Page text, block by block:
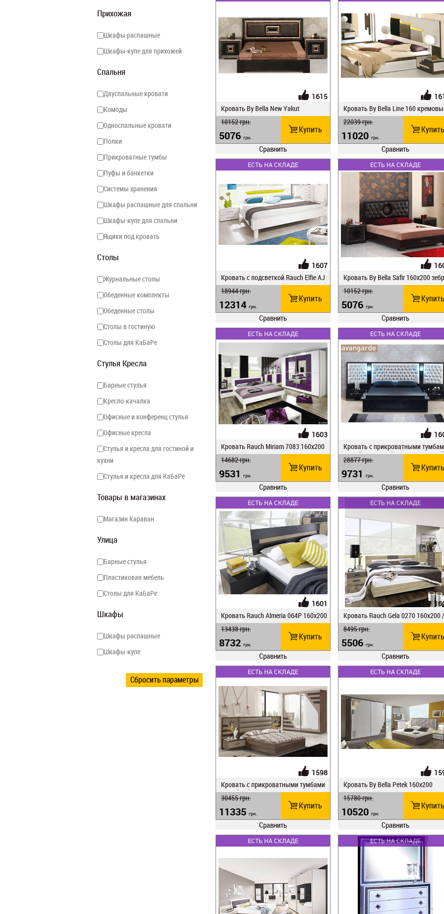
Прихожая
Шкафы распашные
Шкафы-купе для прихожей
Спальня
Двуспальные кровати
Комоды
Односпальные кровати
Полки
Прикроватные тумбы
Пуфы и банкетки
Системы хранения
Шкафы распашные для спальни
Шкафы-купе для спальни
Ящики под кровать
Столы
Журнальные столы
Обеденные комплекты
Обеденные столы
Столы в гостиную
Столы для КаБаРе
Стулья Кресла
Барные стулья
Кресло-качалка
Офисные и конференц стулья
Офисные кресла
Стулья и кресла для гостиной и
кухни
Стулья и кресла для КаБаРе
Товары в магазинах
Магазин Караван
Улица
Барные стулья
Пластиковая мебель
Столы для КаБаРе
Шкафы
Шкафы распашные
Шкафы-купе
Сбросить параметры
1615
Кровать By Bella New Yakut
10152грн.
5076 грн.
Купить
Сравнить
Кровать By Bella Line 160
античный орех
22039грн.
11020 грн.
Купить
Сравнить
ЕСТЬ НА СКЛАДЕ
1607
Кровать c подсветкой Rauch Elfie AJ
976 / 0E18 160x200 / c прикров.тумб
ами BG 60
18944грн.
12314 грн.
Купить
Сравнить
ЕСТЬ НА СКЛАДЕ
Кровать Ву Веlla Safir 160x200
но
10152грн.
5076 грн.
Купить
Сравнить
ЕСТЬ НА СКЛАДЕ
1603
Кровать Rauch Miriam 7083 160x200
/ BG 60
14682грн.
9531 грн.
Купить
Сравнить
ЕСТЬ НА СКЛАДЕ
Кровать с прикроватными
Ву Веlla Avangarde 160x200
лянец
28877грн.
9731 грн.
Купить
Сравнить
ЕСТЬ НА СКЛАДЕ
1601
Кровать Rauch Almeria 064P 160x200
/ c прикров.тумбами BG 60
13438грн.
8732 грн.
Купить
Сравнить
ЕСТЬ НА СКЛАДЕ
Кровать Rauch Gela 0270 160x200
прикров.тумбами BG 60
8495грн.
5506 грн.
Купить
Сравнить
ЕСТЬ НА СКЛАДЕ
1598
Кровать с прикроватными тумбами
Ву Веlla Ideal 160x200 какао/дуб сон
ома
30455грн.
11335 грн.
Купить
Сравнить
ЕСТЬ НА СКЛАДЕ
Кровать Ву Веlla Petek 160x200
15780грн.
10520 грн.
Купить
Сравнить
ЕСТЬ НА СКЛАДЕ ЕСТЬ НА СКЛАДЕ